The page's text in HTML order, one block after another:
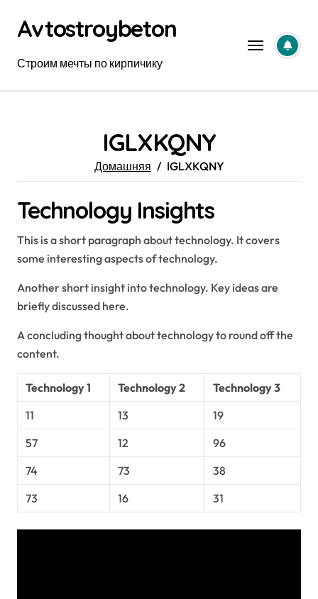
содержанию
Avtostroybeton
Строим мечты по кирпичику
IGLXKQNY
Домашняя IGLXKQNY
Technology Insights
This is a short paragraph about technology. It covers
some interesting aspects of technology.
Another short insight into technology. Key ideas are
briefly discussed here.
A concluding thought about technology to round off the
content.
Technology 1 Technology 2
Technology 3
11
13
19
57
12
96
74
73
38
73
16 31